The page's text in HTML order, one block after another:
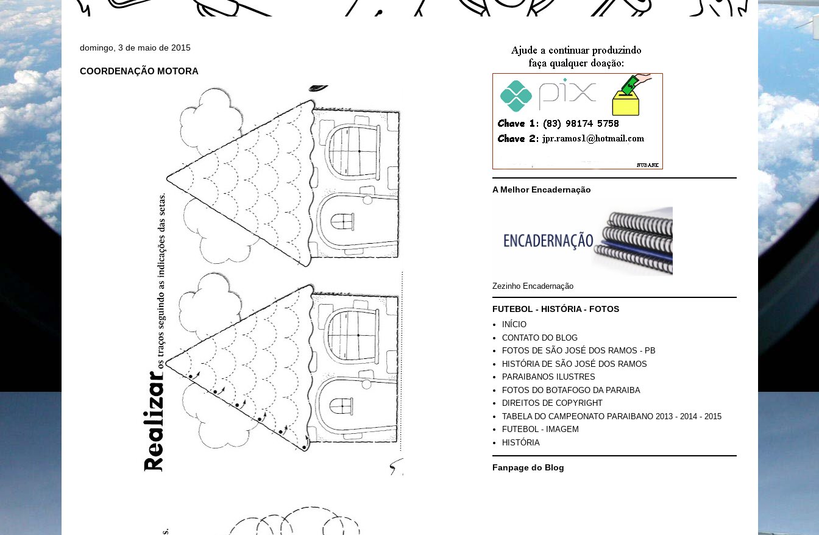
domingo, 3 de maio de 2015
COORDENAÇÃO MOTORA
A Melhor Encadernação
Zezinho Encadernação
FUTEBOL - HISTÓRIA - FOTOS
INÍCIO
CONTATO DO BLOG
FOTOS DE SÃO JOSÉ DOS RAMOS - PB
HISTÓRIA DE SÃO JOSÉ DOS RAMOS
PARAIBANOS ILUSTRES
FOTOS DO BOTAFOGO DA PARAIBA
DIREITOS DE COPYRIGHT
TABELA DO CAMPEONATO PARAIBANO 2013 - 2014 - 2015
FUTEBOL - IMAGEM
HISTÓRIA
Fanpage do Blog